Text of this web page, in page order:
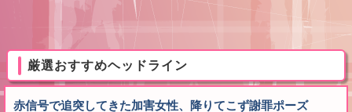
厳選おすすめヘッドライン
赤信号で追突してきた加害女性、降りてこず謝罪ポーズ